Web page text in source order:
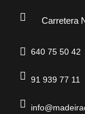
Carretera
640 75 50 42
91 939 77 11